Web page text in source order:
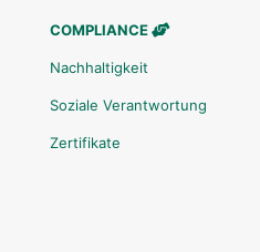
COMPLIANCE
Nachhaltigkeit
Soziale Verantwortung
Zertifikate